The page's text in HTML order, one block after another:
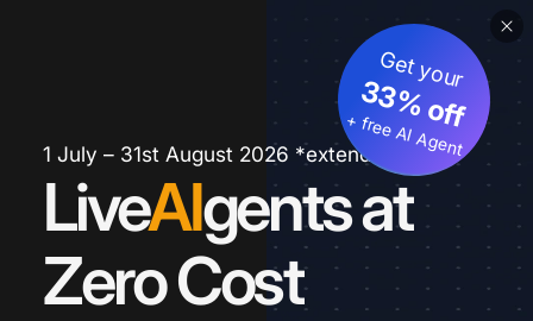
1 July – 31st August 2026 *extended
LiveAIgents at
Zero Cost
Get your
33% off
+ free AI Agent